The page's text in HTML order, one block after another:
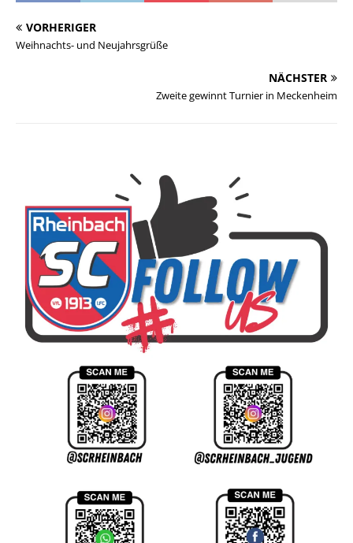
VORHERIGER
Weihnachts- und Neujahrsgrüße
NÄCHSTER
Zweite gewinnt Turnier in Meckenheim